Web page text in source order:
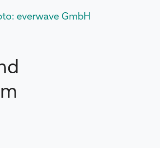
everwave GmbH